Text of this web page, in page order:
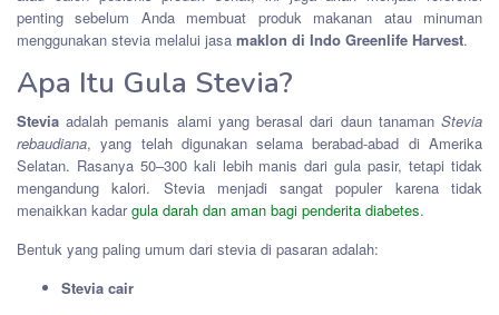
penting sebelum Anda membuat produk makanan atau minuman
menggunakan stevia melalui jasa maklon di Indo Greenlife Harvest.
Apa Itu Gula Stevia?
Stevia adalah pemanis alami yang berasal dari daun tanaman Stevia
rebaudiana, yang telah digunakan selama berabad-abad di Amerika
Selatan. Rasanya 50–300 kali lebih manis dari gula pasir, tetapi tidak
mengandung kalori. Stevia menjadi sangat populer karena tidak
menaikkan kadargula darah dan aman bagi penderita diabetes.
Bentuk yang paling umum dari stevia di pasaran adalah:
Stevia cair